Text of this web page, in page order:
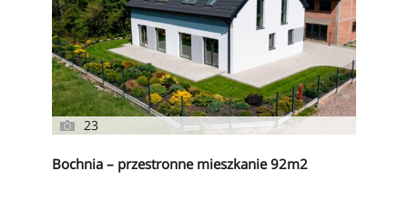
23
Bochnia – przestronne mieszkanie 92m2